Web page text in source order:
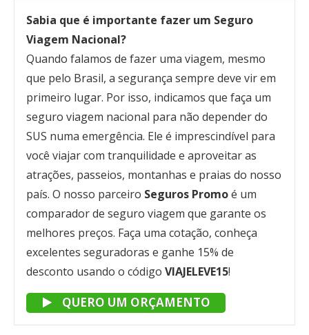
Sabia que é importante fazer um Seguro
Viagem Nacional?
Quando falamos de fazer uma viagem, mesmo
que pelo Brasil, a segurança sempre deve vir em
primeiro lugar. Por isso, indicamos que faça um
seguro viagem nacional para não depender do
SUS numa emergência. Ele é imprescindível para
você viajar com tranquilidade e aproveitar as
atrações, passeios, montanhas e praias do nosso
país. O nosso parceiro Seguros Promoé um
comparador de seguro viagem que garante os
melhores preços. Faça uma cotação, conheça
excelentes seguradoras e ganhe 15% de
desconto usando o código VIAJELEVE15!
QUERO UM ORÇAMENTO